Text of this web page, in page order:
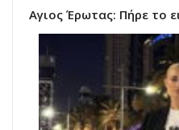
Αγιος Έρωτας: Πήρε το